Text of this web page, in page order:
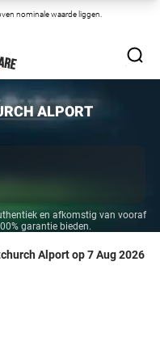
nominale waarde liggen.
ALPORT
en afkomstig van vooraf
garantie bieden.
Alport op 7 Aug 2026